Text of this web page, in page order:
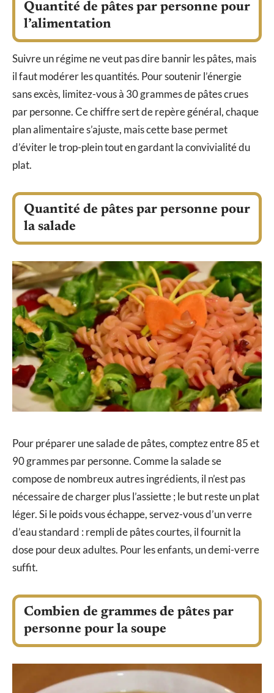
Quantité de pâtes par personne pour
l’alimentation
Suivre un régime ne veut pas dire bannir les pâtes, mais
il faut modérer les quantités. Pour soutenir l’énergie
sans excès, limitez-vous à 30 grammes de pâtes crues
par personne. Ce chiffre sert de repère général, chaque
plan alimentaire s’ajuste, mais cette base permet
d’éviter le trop-plein tout en gardant la convivialité du
plat.
Quantité de pâtes par personne pour
la salade
Pour préparer une salade de pâtes, comptez entre 85 et
90 grammes par personne. Comme la salade se
compose de nombreux autres ingrédients, il n’est pas
nécessaire de charger plus l’assiette ; le but reste un plat
léger. Si le poids vous échappe, servez-vous d’un verre
d’eau standard : rempli de pâtes courtes, il fournit la
dose pour deux adultes. Pour les enfants, un demi-verre
suffit.
Combien de grammes de pâtes par
personne pour la soupe